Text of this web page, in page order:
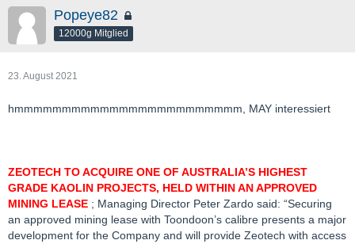
Popeye82
12000g Mitglied
23. August 2021
hmmmmmmmmmmmmmmmmmmmmmmmm, MAY interessiert
ZEOTECH TO ACQUIRE ONE OF AUSTRALIA’S HIGHEST
GRADE KAOLIN PROJECTS, HELD WITHIN AN APPROVED
MINING LEASE ; Managing Director Peter Zardo said: “Securing
an approved mining lease with Toondoon’s calibre presents a major
development for the Company and will provide Zeotech with access